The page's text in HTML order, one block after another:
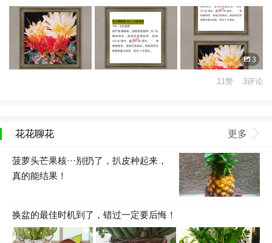
3
11赞 3评论
花花聊花 更多
菠萝头芒果核···别扔了，扒皮种起来，
真的能结果！
换盆的最佳时机到了，错过一定要后悔！